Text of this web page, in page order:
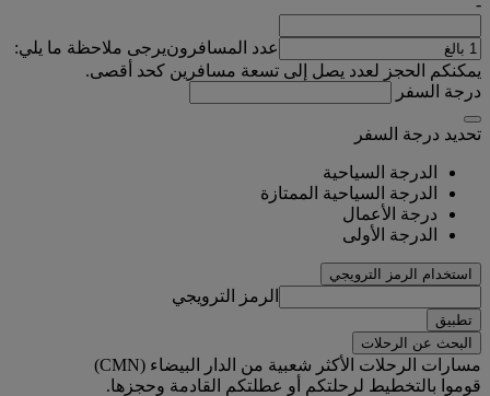
عدد المسافرونيرجى ملاحظة ما يلي:
يمكنكم الحجز لعدد يصل إلى تسعة مسافرين كحد أقصى.
درجة السفر
تحديد درجة السفر
الدرجة السياحية
الدرجة السياحية الممتازة
درجة الأعمال
الدرجة الأولى
استخدام الرمز الترويجي
الرمز الترويجي
تطبيق
البحث عن الرحلات
مسارات الرحلات الأكثر شعبية من الدار البيضاء (CMN)
قوموا بالتخطيط لرحلتكم أو عطلتكم القادمة وحجزها.